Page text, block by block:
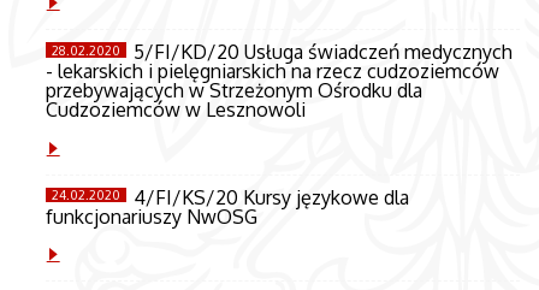
28.02.2020 5/FI/KD/20 Usługa świadczeń medycznych
- lekarskich i pielęgniarskich na rzecz cudzoziemców
przebywających w Strzeżonym Ośrodku dla
Cudzoziemców w Lesznowoli
24.02.2020 4/FI/KS/20 Kursy językowe dla
funkcjonariuszy NwOSG